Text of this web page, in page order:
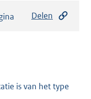
Delen
is van het type